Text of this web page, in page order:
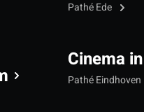
Pathé Ede
Cinema
Pathé Eindhoven